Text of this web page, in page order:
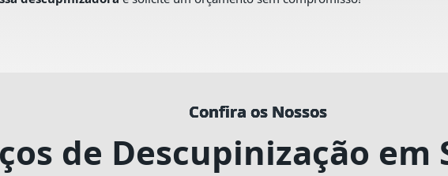
de Descupinização em
Confira os Nossos
Confira os Nossos
Confira os Nossos
Confira os Nossos
Confira os Nossos